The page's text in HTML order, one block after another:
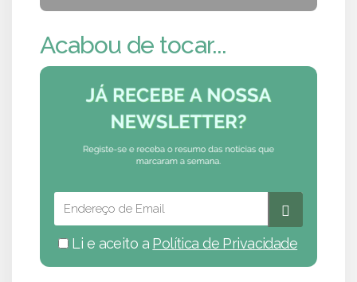
Acabou de tocar...
Li e aceito a Política de Privacidade